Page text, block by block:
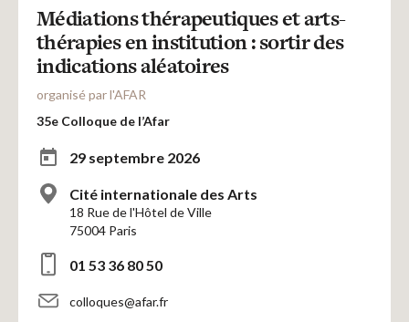
Médiations thérapeutiques et arts-
thérapies en institution : sortir des
indications aléatoires
organisé par l'AFAR
35e Colloque de l’Afar
29 septembre 2026
Cité internationale des Arts
18 Rue de l'Hôtel de Ville
75004 Paris
01 53 36 80 50
colloques@afar.fr